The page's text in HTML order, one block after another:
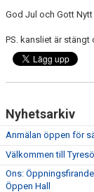
God Jul och Gott
PS. kansliet är stängt
Nyhetsarkiv
Anmälan öppen för
Välkommen till
Ons:
Öppen Hall